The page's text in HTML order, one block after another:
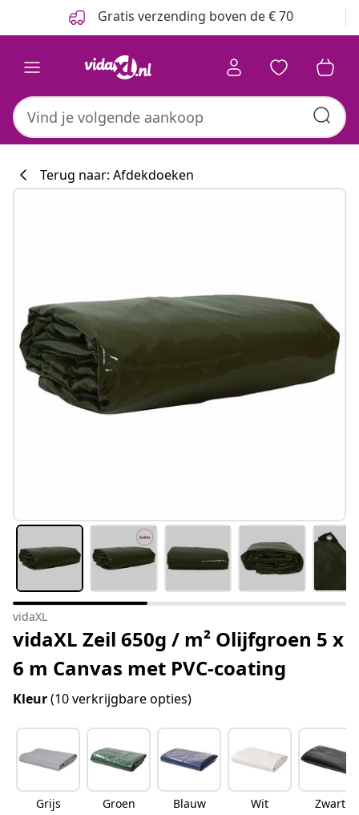
Gratis verzending boven de € 70
Terug naar: Afdekdoeken
vidaXL
vidaXL Zeil 650g / m² Olijfgroen 5 x
6 m Canvas met PVC-coating
Kleur(10 verkrijgbare opties)
Grijs Groen Blauw Wit Zwart